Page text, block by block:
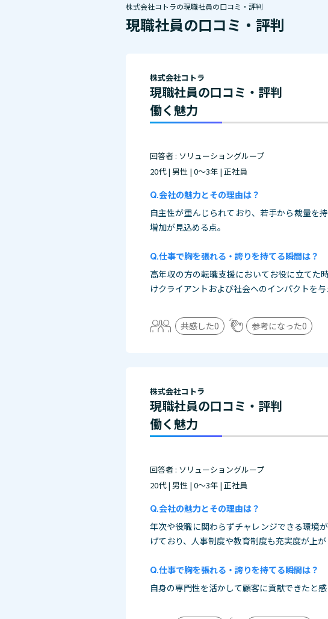
株式会社コトラの現職社員の口コミ・評判
現職社員の口コミ・評判
株式会社コトラ
現職社員の口コミ・評判
働く魅力
回答者 : ソリューショングループ
20代 | 男性 | 0～3年 | 正社員
会社の魅力とその理由は？
自主性が重んじられており、若手から裁量を
増加が見込める点。
仕事で胸を張れる・誇りを持てる瞬間は？
高年収の方の転職支援においてお役に立てた
けクライアントおよび社会へのインパクトを
共感した0 参考になった0
株式会社コトラ
現職社員の口コミ・評判
働く魅力
回答者 : ソリューショングループ
20代 | 男性 | 0～3年 | 正社員
会社の魅力とその理由は？
年次や役職に関わらずチャレンジできる環境
げており、人事制度や教育制度も充実度が上が
仕事で胸を張れる・誇りを持てる瞬間は？
自身の専門性を活かして顧客に貢献できたと感